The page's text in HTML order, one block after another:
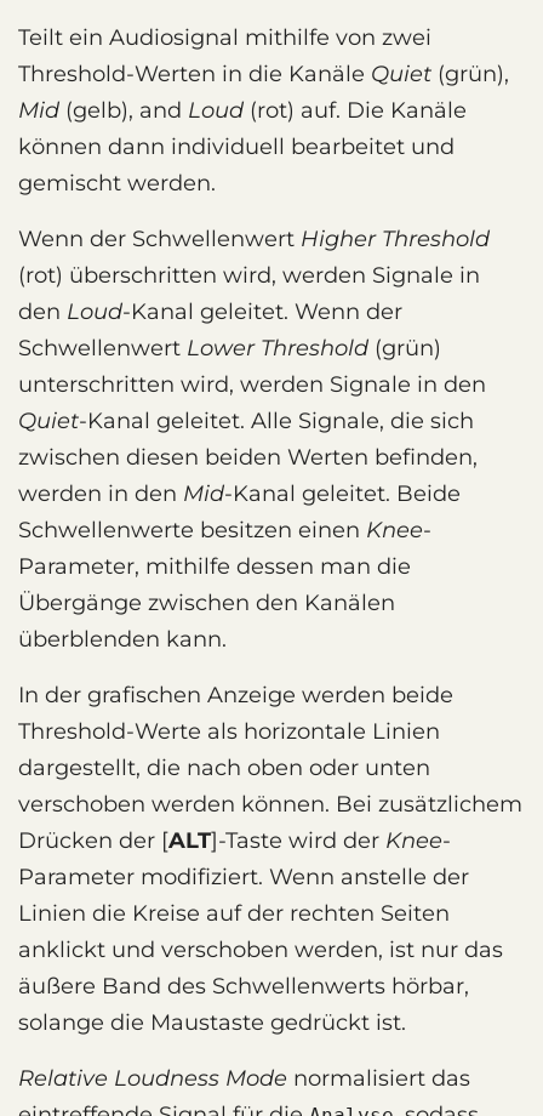
Teilt ein Audiosignal mithilfe von zwei
Threshold-Werten in die Kanäle Quiet (grün),
Mid (gelb), and Loud (rot) auf. Die Kanäle
können dann individuell bearbeitet und
gemischt werden.
Wenn der Schwellenwert Higher Threshold
(rot) überschritten wird, werden Signale in
den Loud-Kanal geleitet. Wenn der
Schwellenwert Lower Threshold (grün)
unterschritten wird, werden Signale in den
Quiet-Kanal geleitet. Alle Signale, die sich
zwischen diesen beiden Werten befinden,
werden in den Mid-Kanal geleitet. Beide
Schwellenwerte besitzen einen Knee-
Parameter, mithilfe dessen man die
Übergänge zwischen den Kanälen
überblenden kann.
In der grafischen Anzeige werden beide
Threshold-Werte als horizontale Linien
dargestellt, die nach oben oder unten
verschoben werden können. Bei zusätzlichem
Drücken der ALT -Taste wird der Knee-
Parameter modifiziert. Wenn anstelle der
Linien die Kreise auf der rechten Seiten
anklickt und verschoben werden, ist nur das
äußere Band des Schwellenwerts hörbar,
solange die Maustaste gedrückt ist.
Relative Loudness Mode normalisiert das